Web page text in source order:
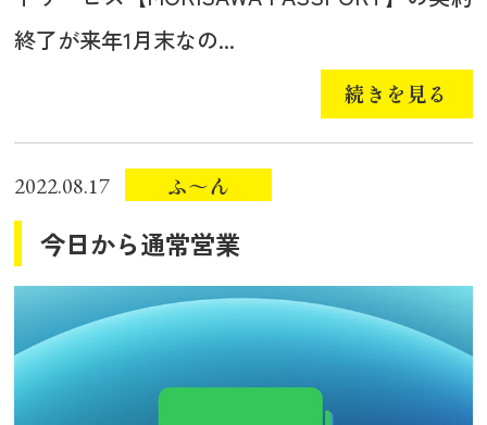
終了が来年1月末なの...
続きを見る
2022.08.17 ふ～ん
今日から通常営業